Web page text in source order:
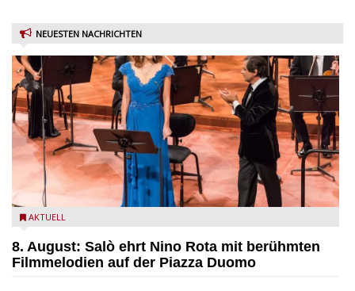
NEUESTEN NACHRICHTEN
Estate Musicale del Garda: Salò ehrt Nino Rota
AKTUELL
8. August: Salò ehrt Nino Rota mit berühmten
Filmmelodien auf der Piazza Duomo